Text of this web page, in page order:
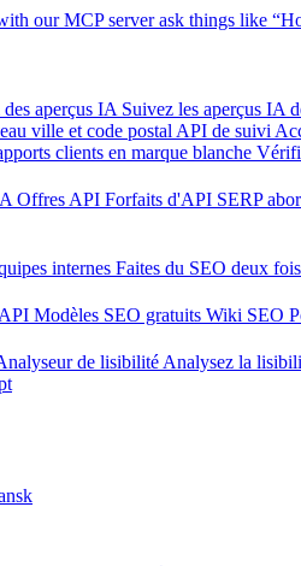
our MCP server ask things like
aperçus IA Suivez les aperçus IA
ville et code postal API de suivi
clients en marque blanche
Offres API Forfaits d'API SERP
internes Faites du SEO deux
Modèles SEO gratuits Wiki SEO
de lisibilité Analysez la